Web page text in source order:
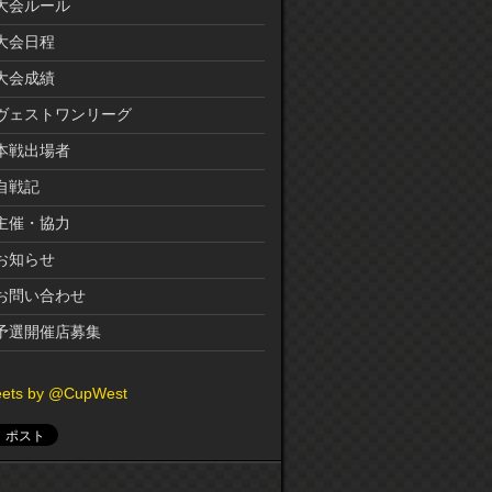
会ルール
会日程
会成績
ェストワンリーグ
戦出場者
戦記
催・協力
知らせ
問い合わせ
選開催店募集
by @CupWest